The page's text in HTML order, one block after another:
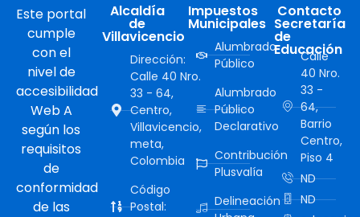
Este portal
cumple
con el
nivel de
accesibilidad
Web A
según los
requisitos
de
conformidad
de las
Alcaldía
de
Villavicencio
Dirección:
Calle 40 Nro.
33 - 64,
Centro,
Villavicencio,
meta,
Colombia
Código
Postal:
Impuestos
Municipales
Alumbrado
Público
Alumbrado
Público
Declarativo
Contribución
Plusvalía
Delineación
Contacto
Secretaría
de
Educación
Calle
40 Nro.
33 -
64,
Barrio
Centro,
Piso 4
ND
ND